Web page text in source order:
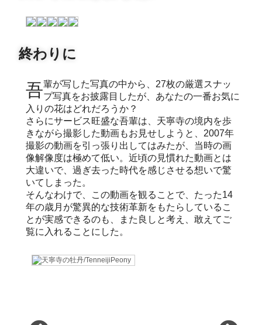
終わりに
吾輩が写した写真の中から、27枚の厳選スナップ写真をお披露目したが、あなたの一番お気に
入りの花はどれだろうか？
さらにサービス旺盛な吾輩は、天寧寺の境内を歩
きながら撮影した動画もお見せしようと、2007年
撮影の動画を引っ張り出してはみたが、当時の画
像解像度は極めて低い。近頃の見慣れた動画とは
大違いで、過ぎ去った時代を感じさせる想いで驚
いてしまった。
そんなわけで、この動画を観ることで、たった14
年の歳月が驚異的な技術革新をもたらしているこ
とが実感できるのも、また良しと考え、敢えてご
覧に入れることにした。